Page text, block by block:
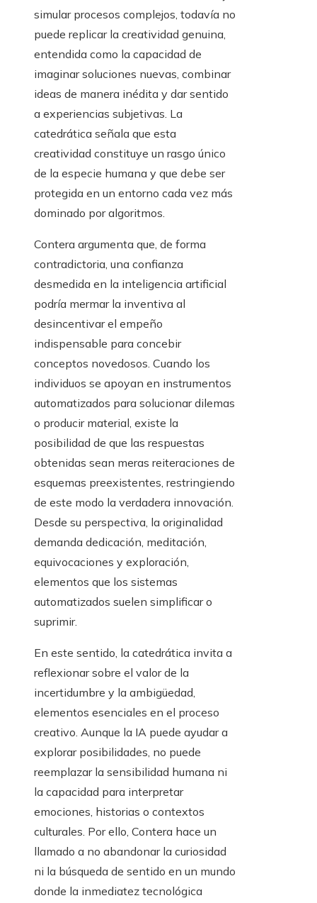
simular procesos complejos, todavía no
puede replicar la creatividad genuina,
entendida como la capacidad de
imaginar soluciones nuevas, combinar
ideas de manera inédita y dar sentido
a experiencias subjetivas. La
catedrática señala que esta
creatividad constituye un rasgo único
de la especie humana y que debe ser
protegida en un entorno cada vez más
dominado por algoritmos.
Contera argumenta que, de forma
contradictoria, una confianza
desmedida en la inteligencia artificial
podría mermar la inventiva al
desincentivar el empeño
indispensable para concebir
conceptos novedosos. Cuando los
individuos se apoyan en instrumentos
automatizados para solucionar dilemas
o producir material, existe la
posibilidad de que las respuestas
obtenidas sean meras reiteraciones de
esquemas preexistentes, restringiendo
de este modo la verdadera innovación.
Desde su perspectiva, la originalidad
demanda dedicación, meditación,
equivocaciones y exploración,
elementos que los sistemas
automatizados suelen simplificar o
suprimir.
En este sentido, la catedrática invita a
reflexionar sobre el valor de la
incertidumbre y la ambigüedad,
elementos esenciales en el proceso
creativo. Aunque la IA puede ayudar a
explorar posibilidades, no puede
reemplazar la sensibilidad humana ni
la capacidad para interpretar
emociones, historias o contextos
culturales. Por ello, Contera hace un
llamado a no abandonar la curiosidad
ni la búsqueda de sentido en un mundo
donde la inmediatez tecnológica